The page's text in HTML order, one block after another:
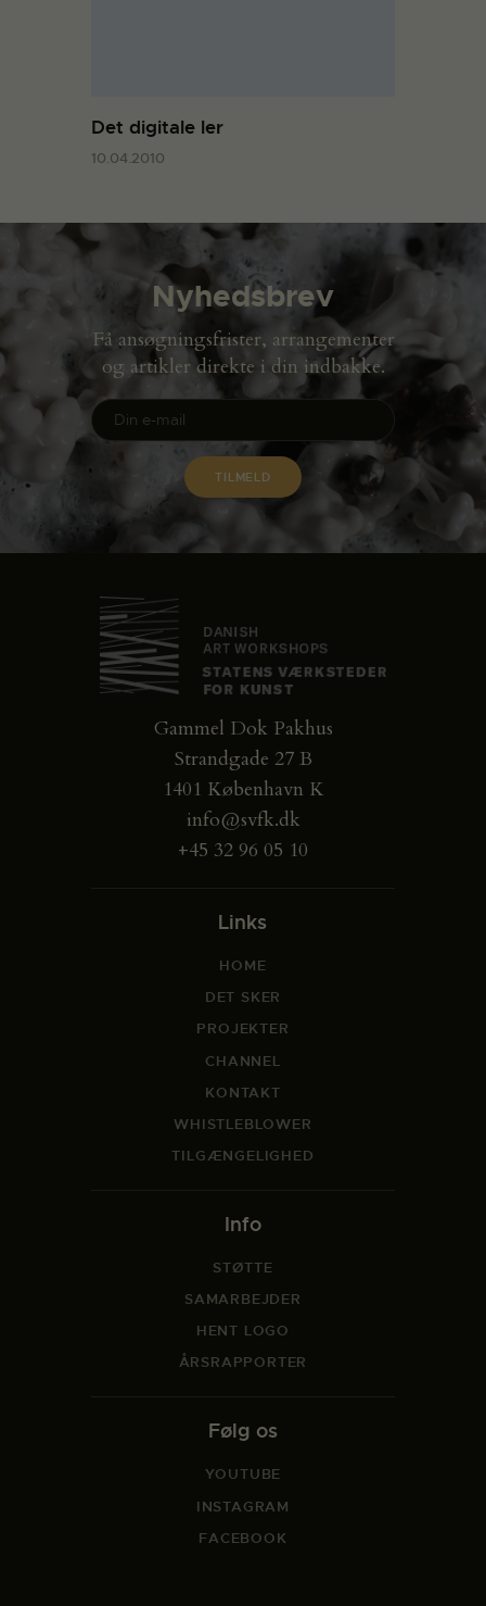
Det digitale ler
10.04.2010
Nyhedsbrev
Få ansøgningsfrister, arrangementer
og artikler direkte i din indbakke.
Gammel Dok Pakhus
Strandgade 27 B
1401 København K
info@svfk.dk
+45 32 96 05 10
Links
HOME
DET SKER
PROJEKTER
CHANNEL
KONTAKT
WHISTLEBLOWER
TILGÆNGELIGHED
Info
STØTTE
SAMARBEJDER
HENT LOGO
ÅRSRAPPORTER
Følg os
YOUTUBE
INSTAGRAM
FACEBOOK